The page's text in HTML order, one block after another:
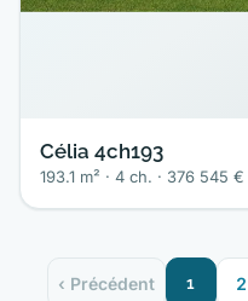
Célia 4ch193
193.1 m² · 4 ch. · 376 545 €
‹ Précédent 1 2